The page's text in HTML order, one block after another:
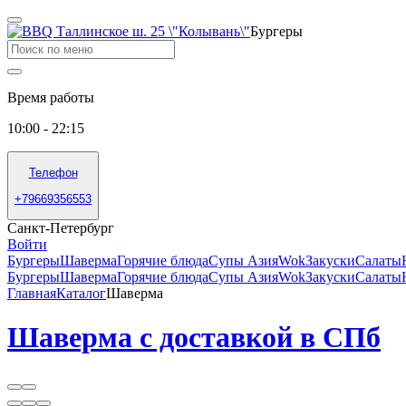
Бургеры
Время работы
10:00 - 22:15
Телефон
+79669356553
Санкт-Петербург
Войти
БургерыШавермаГорячие блюдаСупы АзияWokЗакускиСалаты
БургерыШавермаГорячие блюдаСупы АзияWokЗакускиСалаты
ГлавнаяКаталогШаверма
Шаверма с доставкой в СПб